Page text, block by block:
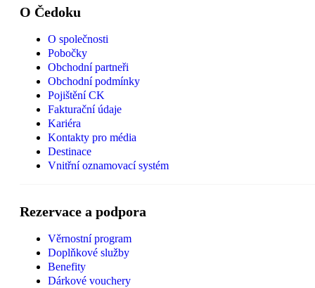
O Čedoku
O společnosti
Pobočky
Obchodní partneři
Obchodní podmínky
Pojištění CK
Fakturační údaje
Kariéra
Kontakty pro média
Destinace
Vnitřní oznamovací systém
Rezervace a podpora
Věrnostní program
Doplňkové služby
Benefity
Dárkové vouchery